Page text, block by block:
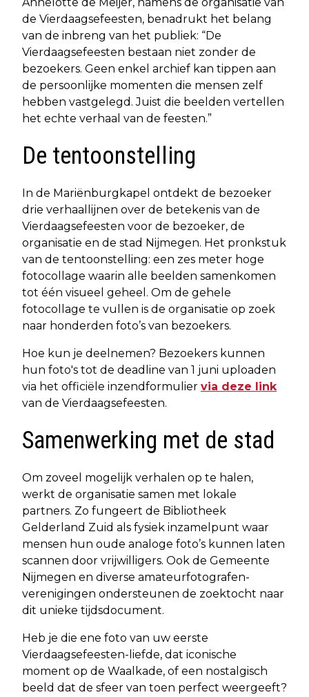
Annelotte de Meijer, namens de organisatie van
de Vierdaagsefeesten, benadrukt het belang
van de inbreng van het publiek: “De
Vierdaagsefeesten bestaan niet zonder de
bezoekers. Geen enkel archief kan tippen aan
de persoonlijke momenten die mensen zelf
hebben vastgelegd. Juist die beelden vertellen
het echte verhaal van de feesten.”
De tentoonstelling
In de Mariënburgkapel ontdekt de bezoeker
drie verhaallijnen over de betekenis van de
Vierdaagsefeesten voor de bezoeker, de
organisatie en de stad Nijmegen. Het pronkstuk
van de tentoonstelling: een zes meter hoge
fotocollage waarin alle beelden samenkomen
tot één visueel geheel. Om de gehele
fotocollage te vullen is de organisatie op zoek
naar honderden foto’s van bezoekers.
Hoe kun je deelnemen? Bezoekers kunnen
hun foto's tot de deadline van 1 juni uploaden
via het officiële inzendformulier via deze link
van de Vierdaagsefeesten.
Samenwerking met de stad
Om zoveel mogelijk verhalen op te halen,
werkt de organisatie samen met lokale
partners. Zo fungeert de Bibliotheek
Gelderland Zuid als fysiek inzamelpunt waar
mensen hun oude analoge foto’s kunnen laten
scannen door vrijwilligers. Ook de Gemeente
Nijmegen en diverse amateurfotografen-
verenigingen ondersteunen de zoektocht naar
dit unieke tijdsdocument.
Heb je die ene foto van uw eerste
Vierdaagsefeesten-liefde, dat iconische
moment op de Waalkade, of een nostalgisch
beeld dat de sfeer van toen perfect weergeeft?